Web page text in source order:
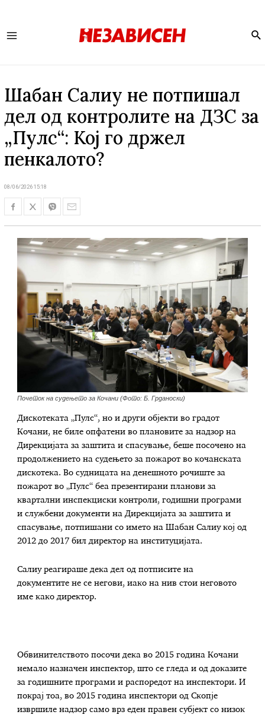
Шабан Салиу не потпишал
дел од контролите на ДЗС за
„Пулс“: Кој го држел
пенкалото?
08/06/2026 15:18
Почеток на судењето за Кочани (Фото: Б. Грданоски)
Дискотеката „Пулс“, но и други објекти во градот
Кочани, не биле опфатени во плановите за надзор на
Дирекцијата за заштита и спасување, беше посочено на
продолжението на судењето за пожарот во кочанската
дискотека. Во судницата на денешното рочиште за
пожарот во „Пулс“ беа презентирани планови за
квартални инспекциски контроли, годишни програми
и службени документи на Дирекцијата за заштита и
спасување, потпишани со името на Шабан Салиу кој од
2012 до 2017 бил директор на институцијата.
Салиу реагираше дека дел од потписите на
документите не се негови, иако на нив стои неговото
име како директор.
Обвинителството посочи дека во 2015 година Кочани
немало назначен инспектор, што се гледа и од доказите
за годишните програми и распоредот на инспектори. И
покрај тоа, во 2015 година инспектори од Скопје
извршиле надзор само врз еден правен субјект со низок